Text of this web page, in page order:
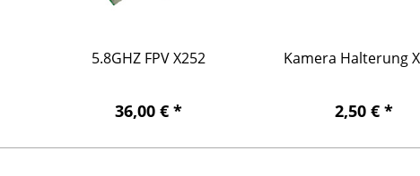
5.8GHZ FPV X252
36,00 € *
Kamera Halterung
2,50 € *